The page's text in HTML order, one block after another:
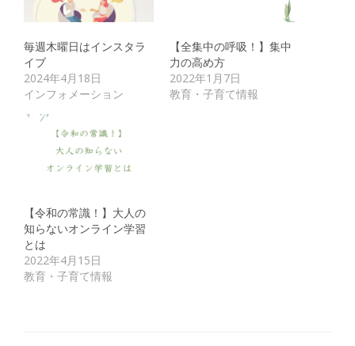
毎週木曜日はインスタラ
イブ
2024年4月18日
インフォメーション
【全集中の呼吸！】集中
力の高め方
2022年1月7日
教育・子育て情報
【令和の常識！】大人の
知らないオンライン学習
とは
2022年4月15日
教育・子育て情報